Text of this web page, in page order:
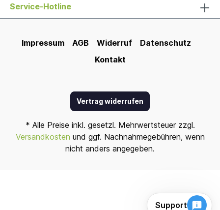
Service-Hotline
Impressum AGB Widerruf
Datenschutz
Kontakt
Vertrag widerrufen
* Alle Preise inkl. gesetzl. Mehrwertsteuer zzgl.
Versandkosten und ggf. Nachnahmegebühren, wenn
nicht anders angegeben.
Support